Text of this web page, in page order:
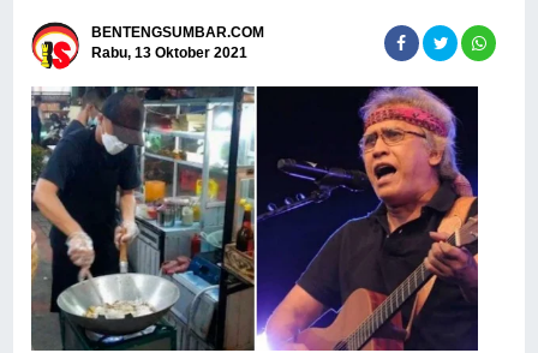
BENTENGSUMBAR.COM
Rabu, 13 Oktober 2021